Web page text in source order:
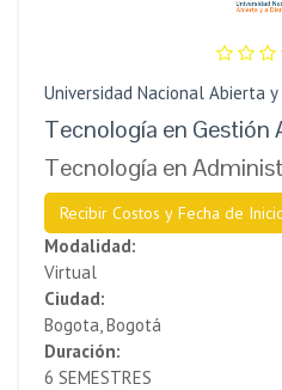
Universidad Nacional Abierta
Tecnología en Gestión
Tecnología en
Recibir Costos y Fecha de
Modalidad:
Virtual
Ciudad:
Bogota, Bogotá
Duración:
6 SEMESTRES